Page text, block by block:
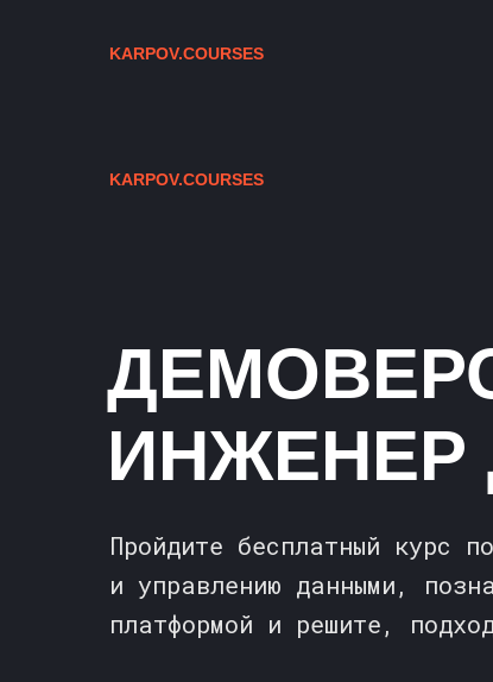
KARPOV.COURSES
Пройдите бесплатный курс
и управлению данными,
платформой и решите,
KARPOV.COURSES